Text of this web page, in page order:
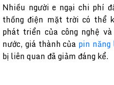
Nhiều người e ngại chi phí
thống điện mặt trời có thể
phát triển của công nghệ
nước, giá thành của pin
bị liên quan đã giảm đáng kể.